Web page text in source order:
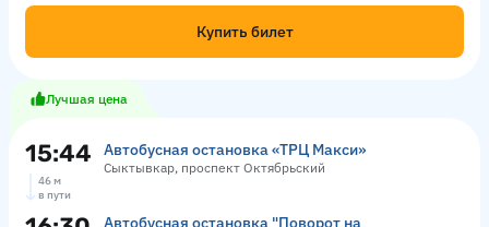
Купить билет
Лучшая цена
15:44 Автобусная остановка «ТРЦ Макси»
Сыктывкар, проспект Октябрьский
46 м
в пути
Автобусная остановка "Поворот на